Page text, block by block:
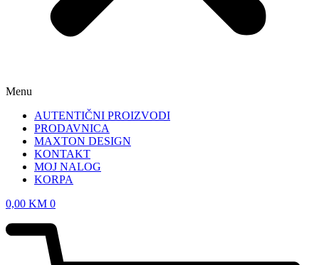
Menu
AUTENTIČNI PROIZVODI
PRODAVNICA
MAXTON DESIGN
KONTAKT
MOJ NALOG
KORPA
0,00 KM 0